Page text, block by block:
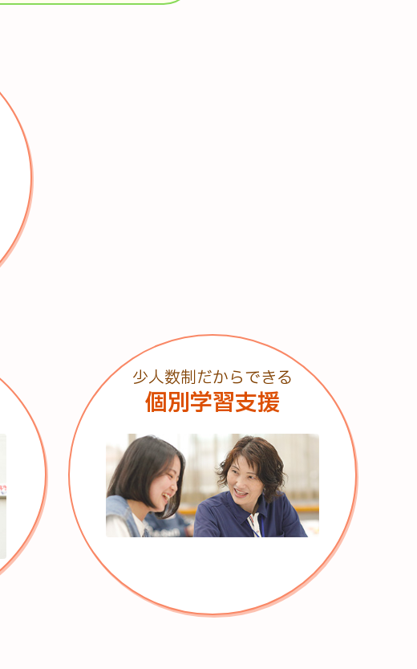
少人数制だからできる
個別学習支援